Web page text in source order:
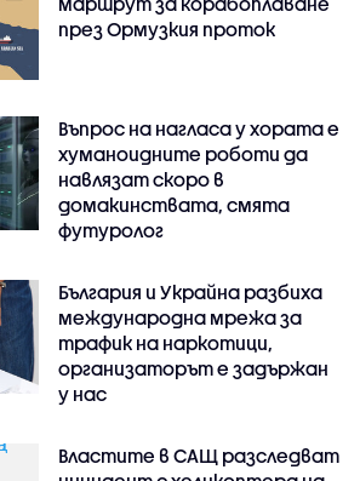
през Ормузкия проток
Въпрос на нагласа у хората е
хуманоидните роботи да
навлязат скоро в
домакинствата, смята
футуролог
България и Украйна разбиха
международна мрежа за
трафик на наркотици,
организаторът е задържан
у нас
Властите в САЩ разследват